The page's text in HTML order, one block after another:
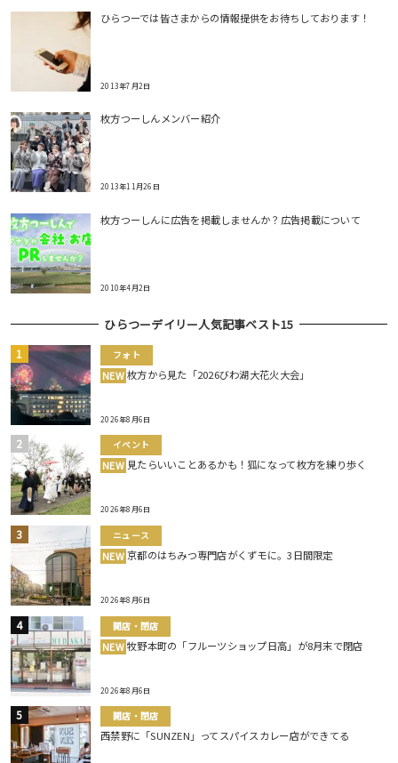
ひらつーでは皆さまからの情報提供をお待ちしております！
2013年7月2日
枚方つーしんメンバー紹介
2013年11月26日
枚方つーしんに広告を掲載しませんか？広告掲載について
2010年4月2日
ひらつーデイリー人気記事ベスト15
フォト
NEW 枚方から見た「2026びわ湖大花火大会」
2026年8月6日
イベント
NEW 見たらいいことあるかも！狐になって枚方を練り歩く
2026年8月6日
ニュース
NEW 京都のはちみつ専門店がくずモに。3日間限定
2026年8月6日
開店・閉店
NEW 牧野本町の「フルーツショップ日高」が8月末で閉店
2026年8月6日
開店・閉店
西禁野に「SUNZEN」ってスパイスカレー店ができてる